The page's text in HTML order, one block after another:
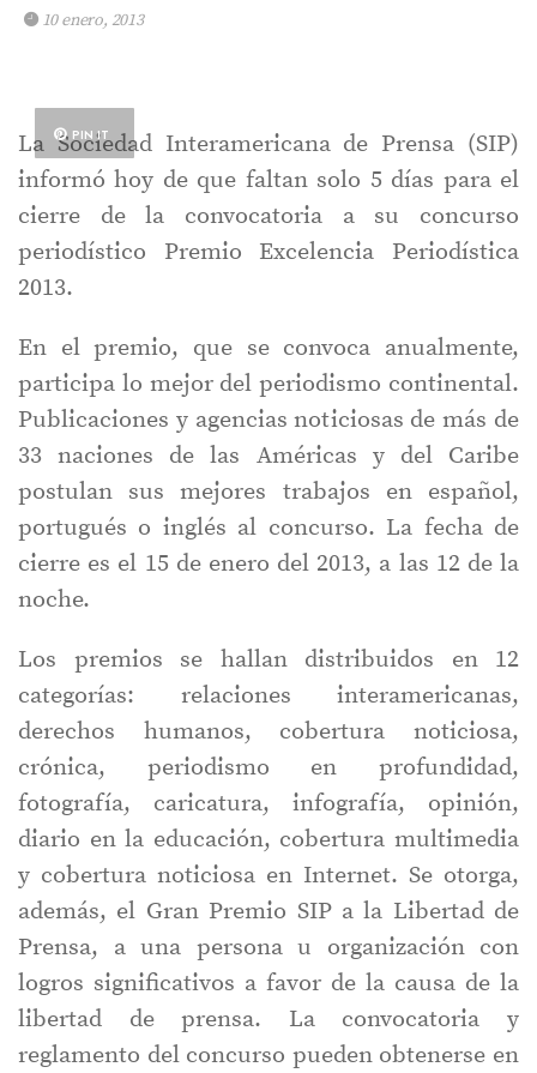
10 enero, 2013
PIN IT
La Sociedad Interamericana de Prensa (SIP)
informó hoy de que faltan solo 5 días para el
cierre de la convocatoria a su concurso
periodístico Premio Excelencia Periodística
2013.
En el premio, que se convoca anualmente,
participa lo mejor del periodismo continental.
Publicaciones y agencias noticiosas de más de
33 naciones de las Américas y del Caribe
postulan sus mejores trabajos en español,
portugués o inglés al concurso. La fecha de
cierre es el 15 de enero del 2013, a las 12 de la
noche.
Los premios se hallan distribuidos en 12
categorías: relaciones interamericanas,
derechos humanos, cobertura noticiosa,
crónica, periodismo en profundidad,
fotografía, caricatura, infografía, opinión,
diario en la educación, cobertura multimedia
y cobertura noticiosa en Internet. Se otorga,
además, el Gran Premio SIP a la Libertad de
Prensa, a una persona u organización con
logros significativos a favor de la causa de la
libertad de prensa. La convocatoria y
reglamento del concurso pueden obtenerse en